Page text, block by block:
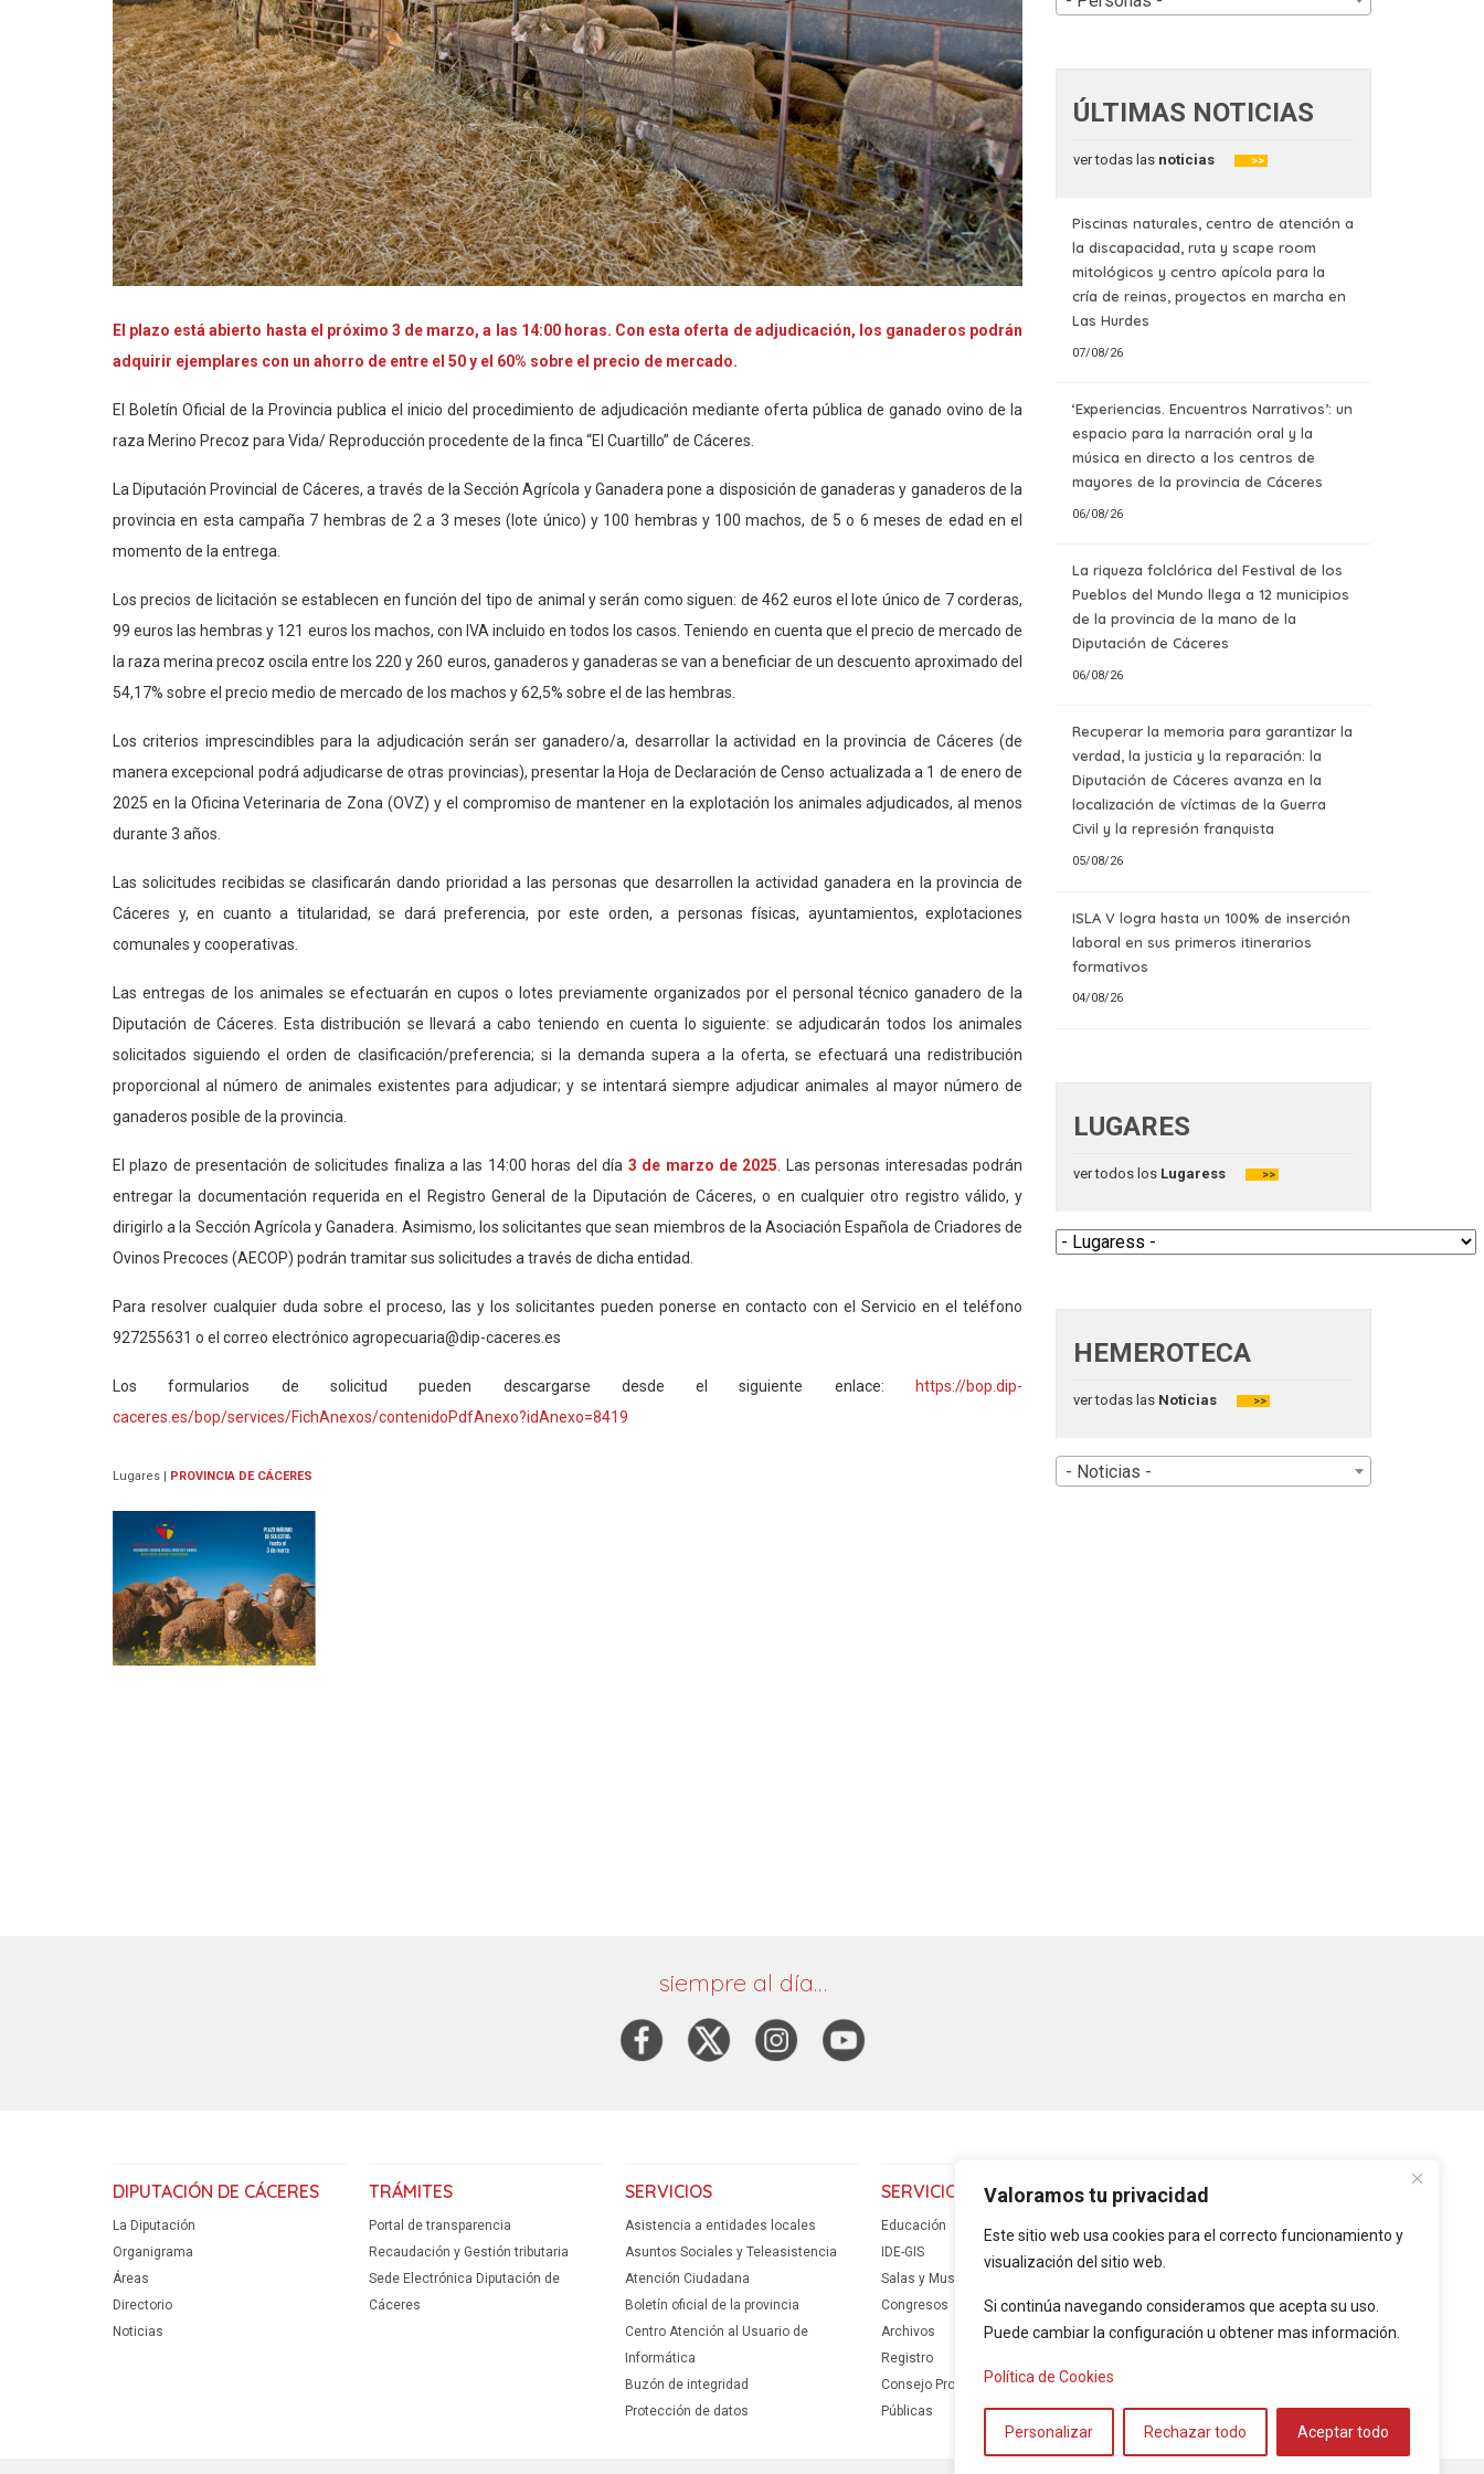
Valoramos tu privacidad
Este sitio web usa cookies para el correcto funcionamiento y
visualización del sitio web.
Si continúa navegando consideramos que acepta su uso.
Puede cambiar la configuración u obtener mas información.
Política de Cookies
Personalizar Rechazar todo Aceptar todo
El plazo está abierto hasta el próximo3 de marzo, a las 14:00 horas. Con esta oferta de adjudicación, los ganaderos podrán
adquirir ejemplares con un ahorro de entre el 50 y el 60% sobre el precio de mercado.
El Boletín Oficial de la Provincia publicael inicio delprocedimiento de adjudicación mediante oferta pública de ganado ovino de la
raza Merino Precoz para Vida/ Reproducción procedente de la finca “El Cuartillo” de Cáceres.
La Diputación Provincial de Cáceres, a través de la Sección Agrícola y Ganadera pone a disposición de ganaderas y ganaderos de la
provincia en esta campaña 7 hembras de 2 a 3 meses (lote único) y 100 hembras y 100 machos, de 5 o 6 meses de edad en el
momento de la entrega.
Los precios de licitación se establecen en función del tipo de animal y serán como siguen: de462 euros el lote único de 7 corderas,
99 euros las hembras y 121 euros los machos, con IVA incluido en todos los casos. Teniendo en cuenta que el precio de mercado de
la raza merina precoz oscila entre los 220 y 260 euros, ganaderos y ganaderas se van a beneficiar de un descuento aproximado del
54,17% sobre el precio medio de mercado de los machos y 62,5% sobre el de las hembras.
Los criterios imprescindibles para la adjudicación serán ser ganadero/a, desarrollar la actividad en la provincia de Cáceres (de
manera excepcional podrá adjudicarse de otras provincias), presentar la Hoja de Declaración de Censo actualizada a 1 de enero de
2025 en la Oficina Veterinaria de Zona (OVZ) y el compromiso de mantener en la explotación los animales adjudicados, al menos
durante 3 años.
Las solicitudes recibidas se clasificarán dando prioridad a las personas que desarrollen la actividad ganadera en la provincia de
Cáceres y, en cuanto a titularidad, se dará preferencia, por este orden, a personas físicas, ayuntamientos, explotaciones
comunales y cooperativas.
Las entregas de los animales se efectuarán en cupos o lotes previamente organizados por el personal técnicoganaderode la
Diputación de Cáceres. Esta distribución se llevará a cabo teniendo en cuenta lo siguiente: se adjudicarán todos los animales
solicitados siguiendo el orden de clasificación/preferencia; si la demanda supera a la oferta, se efectuará una redistribución
proporcional al número de animales existentes para adjudicar; y se intentará siempre adjudicar animales al mayor número de
ganaderos posible de la provincia.
El plazo de presentación de solicitudes finaliza a las 14:00 horas del día 3 de marzo de 2025 . Las personas interesadas podrán
entregar la documentación requerida en el Registro General de la Diputación de Cáceres, o en cualquier otro registro válido, y
dirigirlo a la Sección Agrícola y Ganadera. Asimismo, los solicitantes que sean miembros de la Asociación Española de Criadores de
Ovinos Precoces (AECOP) podrán tramitar sus solicitudes a través de dicha entidad.
Para resolver cualquier duda sobre el proceso, las y los solicitantes pueden ponerse en contacto con el Servicio en el teléfono
927255631 o el correo electrónico agropecuaria@dip-caceres.es
Los formularios de solicitud pueden descargarse desde el siguiente enlace:
https://bop.dip-
caceres.es/bop/services/FichAnexos/contenidoPdfAnexo?idAnexo=8419
Lugares | PROVINCIA DE CÁCERES
ÚLTIMAS NOTICIAS
ver todas las noticias >>
Piscinas naturales, centro de atención a
la discapacidad, ruta y scape room
mitológicos y centro apícola para la
cría de reinas, proyectos en marcha en
Las Hurdes
07/08/26
‘Experiencias. Encuentros Narrativos’: un
espacio para la narración oral y la
música en directo a los centros de
mayores de la provincia de Cáceres
06/08/26
La riqueza folclórica del Festival de los
Pueblos del Mundo llega a 12 municipios
de la provincia de la mano de la
Diputación de Cáceres
06/08/26
Recuperar la memoria para garantizar la
verdad, la justicia y la reparación: la
Diputación de Cáceres avanza en la
localización de víctimas de la Guerra
Civil y la represión franquista
05/08/26
ISLA V logra hasta un 100% de inserción
laboral en sus primeros itinerarios
formativos
04/08/26
LUGARES
ver todos los Lugaress >>
HEMEROTECA
ver todas las Noticias >>
- Noticias -
siempre al día…
DIPUTACIÓN DE CÁCERES
La Diputación
Organigrama
Áreas
Directorio
Noticias
TRÁMITES
Portal de transparencia
Recaudación y Gestión tributaria
Sede Electrónica Diputación de
Cáceres
SERVICIOS
Asistencia a entidades locales
Asuntos Sociales y Teleasistencia
Atención Ciudadana
Boletín oficial de la provincia
Centro Atención al Usuario de
Informática
Buzón de integridad
Protección de datos
SERVICIOS
Educación
IDE-GIS
Salas y Museos
Congresos
Archivos
Registro
Consejo Provincial de Políticas
Públicas
PLATAFORMAS
Intranet
Locales